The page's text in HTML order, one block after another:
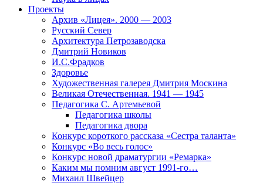
Проекты
Архив «Лицея». 2000 — 2003
Русский Север
Архитектура Петрозаводска
Дмитрий Новиков
И.С.Фрадков
Здоровье
Художественная галерея Дмитрия Москина
Великая Отечественная. 1941 — 1945
Педагогика С. Артемьевой
Педагогика школы
Педагогика двора
Конкурс короткого рассказа «Сестра таланта»
Конкурс «Во весь голос»
Конкурс новой драматургии «Ремарка»
Каким мы помним август 1991-го…
Михаил Швейцер